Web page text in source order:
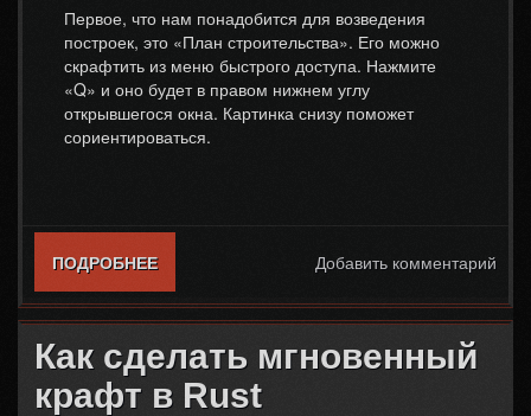
Первое, что нам понадобится для возведения
построек, это «План строительства». Его можно
скрафтить из меню быстрого доступа. Нажмите
«Q» и оно будет в правом нижнем углу
открывшегося окна. Картинка снизу поможет
сориентироваться.
ПОДРОБНЕЕО НА КАКУЮ КНОПКУ СТРОИТЬ В RUST
Добавить комментарий
Как сделать мгновенный
крафт в Rust